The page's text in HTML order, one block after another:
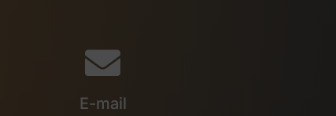
E-mail